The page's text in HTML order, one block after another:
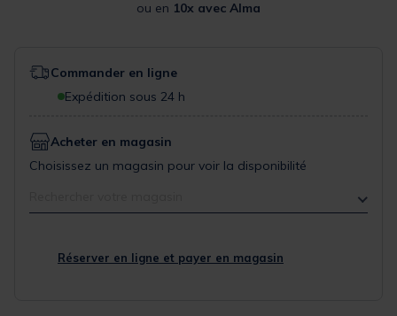
ou en 10x avec Alma
Commander en ligne
Expédition sous 24 h
Acheter en magasin
Choisissez un magasin pour voir la disponibilité
Réserver en ligne et payer en magasin